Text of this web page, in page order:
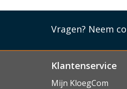
In het ontwerp van
kunt koppelen en
Vragen? Neem
Klantenservice
Mijn KloegCom